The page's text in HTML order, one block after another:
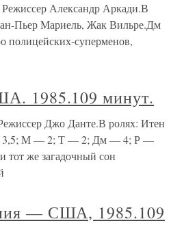
Александр Аркади.В
Пьер Мариель, Жак Вильре.Дм
суперменов,
1985.109 минут.
Джо Данте.В ролях: Итен
3,5; М — 2; Т — 2; Дм — 4; Р —
же загадочный сон
— США, 1985.109